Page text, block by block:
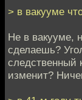
> в вакууме
Не в вакууме,
сделаешь?
следственный
изменит?